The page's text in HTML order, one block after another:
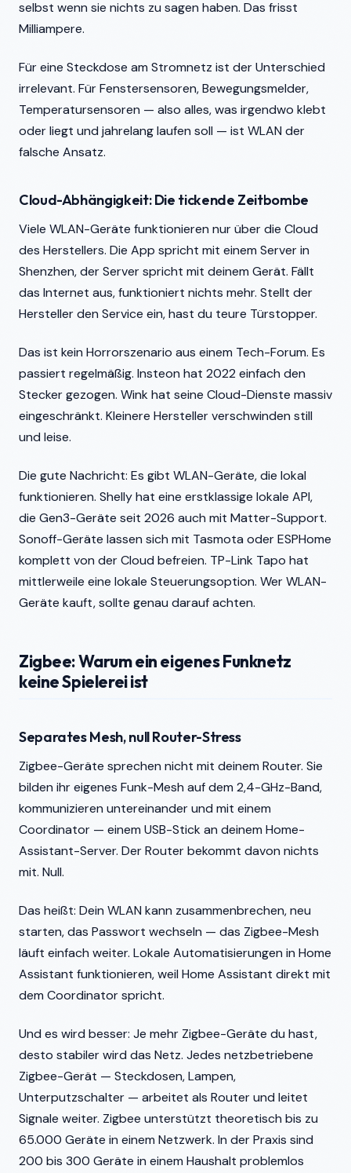
selbst wenn sie nichts zu sagen haben. Das frisst
Milliampere.
Für eine Steckdose am Stromnetz ist der Unterschied
irrelevant. Für Fenstersensoren, Bewegungsmelder,
Temperatursensoren — also alles, was irgendwo klebt
oder liegt und jahrelang laufen soll — ist WLAN der
falsche Ansatz.
Cloud-Abhängigkeit: Die tickende Zeitbombe
Viele WLAN-Geräte funktionieren nur über die Cloud
des Herstellers. Die App spricht mit einem Server in
Shenzhen, der Server spricht mit deinem Gerät. Fällt
das Internet aus, funktioniert nichts mehr. Stellt der
Hersteller den Service ein, hast du teure Türstopper.
Das ist kein Horrorszenario aus einem Tech-Forum. Es
passiert regelmäßig. Insteon hat 2022 einfach den
Stecker gezogen. Wink hat seine Cloud-Dienste massiv
eingeschränkt. Kleinere Hersteller verschwinden still
und leise.
Die gute Nachricht: Es gibt WLAN-Geräte, die lokal
funktionieren. Shelly hat eine erstklassige lokale API,
die Gen3-Geräte seit 2026 auch mit Matter-Support.
Sonoff-Geräte lassen sich mit Tasmota oder ESPHome
komplett von der Cloud befreien. TP-Link Tapo hat
mittlerweile eine lokale Steuerungsoption. Wer WLAN-
Geräte kauft, sollte genau darauf achten.
Zigbee: Warum ein eigenes Funknetz
keine Spielerei ist
Separates Mesh, null Router-Stress
Zigbee-Geräte sprechen nicht mit deinem Router. Sie
bilden ihr eigenes Funk-Mesh auf dem 2,4-GHz-Band,
kommunizieren untereinander und mit einem
Coordinator — einem USB-Stick an deinem Home-
Assistant-Server. Der Router bekommt davon nichts
mit. Null.
Das heißt: Dein WLAN kann zusammenbrechen, neu
starten, das Passwort wechseln — das Zigbee-Mesh
läuft einfach weiter. Lokale Automatisierungen in Home
Assistant funktionieren, weil Home Assistant direkt mit
dem Coordinator spricht.
Und es wird besser: Je mehr Zigbee-Geräte du hast,
desto stabiler wird das Netz. Jedes netzbetriebene
Zigbee-Gerät — Steckdosen, Lampen,
Unterputzschalter — arbeitet als Router und leitet
Signale weiter. Zigbee unterstützt theoretisch bis zu
65.000 Geräte in einem Netzwerk. In der Praxis sind
200 bis 300 Geräte in einem Haushalt problemlos